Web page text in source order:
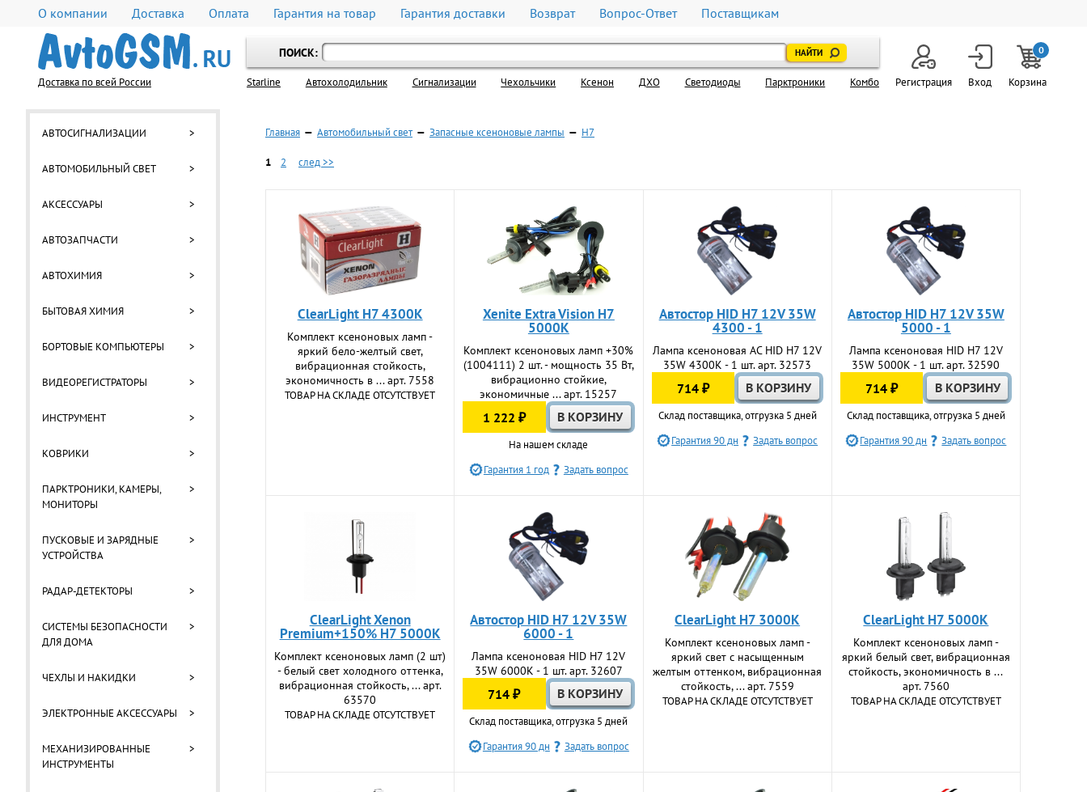
О компании Доставка Оплата Гарантия на товар Гарантия доставки Возврат Вопрос-Ответ Поставщикам
Доставка по всей России
ПОИСК:
Starline Автохолодильник Cигнализации Чехольчики Ксенон ДХО Светодиоды Парктроники Комбо Регистрация Вход
0
Корзина
АВТОСИГНАЛИЗАЦИИ >
АВТОМОБИЛЬНЫЙ СВЕТ >
АКСЕССУАРЫ >
АВТОЗАПЧАСТИ >
АВТОХИМИЯ >
БЫТОВАЯ ХИМИЯ >
БОРТОВЫЕ КОМПЬЮТЕРЫ >
ВИДЕОРЕГИСТРАТОРЫ >
ИНСТРУМЕНТ >
КОВРИКИ >
ПАРКТРОНИКИ, КАМЕРЫ,
МОНИТОРЫ
>
ПУСКОВЫЕ И ЗАРЯДНЫЕ
УСТРОЙСТВА
>
РАДАР-ДЕТЕКТОРЫ >
СИСТЕМЫ БЕЗОПАСНОСТИ
ДЛЯ ДОМА
>
ЧЕХЛЫ И НАКИДКИ >
ЭЛЕКТРОННЫЕ АКСЕССУАРЫ >
МЕХАНИЗИРОВАННЫЕ
ИНСТРУМЕНТЫ
>
Главная — Автомобильный свет — Запасные ксеноновые лампы — H7
1 2 след >>
ClearLight H7 4300K
Комплект ксеноновых ламп -
яркий бело-желтый свет,
вибрационная стойкость,
экономичность в ... арт. 7558
ТОВАР НА СКЛАДЕ ОТСУТСТВУЕТ
Xenite Extra Vision H7
5000K
Комплект ксеноновых ламп +30%
(1004111) 2 шт. - мощность 35 Вт,
вибрационно стойкие,
экономичные ... арт. 15257
1 222 ₽
На нашем складе
Гарантия 1 год
Задать вопрос
Автостор HID H7 12V 35W
4300 - 1
Лампа ксеноновая АС HID H7 12V
35W 4300К - 1 шт. арт. 32573
714 ₽
Склад поставщика, отгрузка 5 дней
Гарантия 90 дн
Задать вопрос
Автостор HID H7 12V 35W
5000 - 1
Лампа ксеноновая HID H7 12V
35W 5000К - 1 шт. арт. 32590
714 ₽
Склад поставщика, отгрузка 5 дней
Гарантия 90 дн
Задать вопрос
ClearLight Xenon
Premium+150% H7 5000K
Комплект ксеноновых ламп (2 шт)
- белый свет холодного оттенка,
вибрационная стойкость, ... арт.
63570
ТОВАР НА СКЛАДЕ ОТСУТСТВУЕТ
Автостор HID H7 12V 35W
6000 - 1
Лампа ксеноновая HID H7 12V
35W 6000К - 1 шт. арт. 32607
714 ₽
Склад поставщика, отгрузка 5 дней
Гарантия 90 дн
Задать вопрос
ClearLight H7 3000K
Комплект ксеноновых ламп -
яркий свет с насыщенным
желтым оттенком, вибрационная
стойкость, ... арт. 7559
ТОВАР НА СКЛАДЕ ОТСУТСТВУЕТ
ClearLight H7 5000K
Комплект ксеноновых ламп -
яркий белый свет, вибрационная
стойкость, экономичность в ...
арт. 7560
ТОВАР НА СКЛАДЕ ОТСУТСТВУЕТ